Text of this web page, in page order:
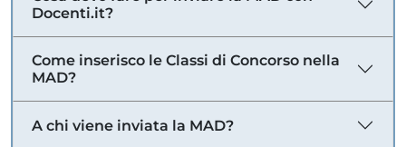
Docenti.it?
Come inserisco le Classi di Concorso nella
MAD?
A chi viene inviata la MAD?